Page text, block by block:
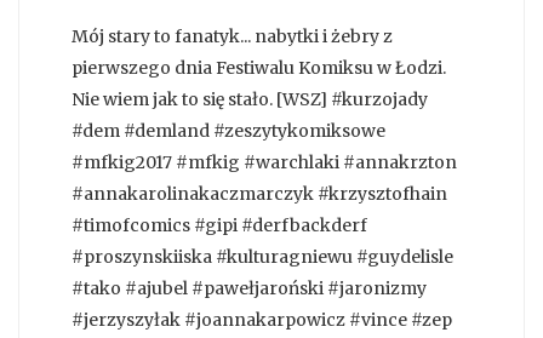
Mój stary to fanatyk... nabytki i żebry z
pierwszego dnia Festiwalu Komiksu w Łodzi.
Nie wiem jak to się stało. [WSZ] #kurzojady
#dem #demland #zeszytykomiksowe
#mfkig2017 #mfkig #warchlaki #annakrzton
#annakarolinakaczmarczyk #krzysztofhain
#timofcomics #gipi #derfbackderf
#proszynskiiska #kulturagniewu #guydelisle
#tako #ajubel #pawełjaroński #jaronizmy
#jerzyszyłak #joannakarpowicz #vince #zep